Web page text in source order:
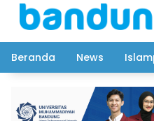
Langsung
Beranda
News